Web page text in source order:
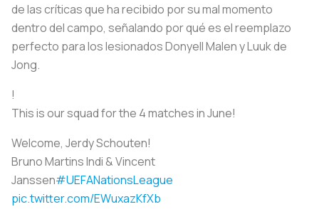
de las críticas que ha recibido por su mal momento
dentro del campo, señalando por qué es el reemplazo
perfecto para los lesionados Donyell Malen y Luuk de
Jong.
!
This is our squad for the 4 matches in June!
Welcome, Jerdy Schouten!
Bruno Martins Indi & Vincent
Janssen#UEFANationsLeague
pic.twitter.com/EWuxazKfXb